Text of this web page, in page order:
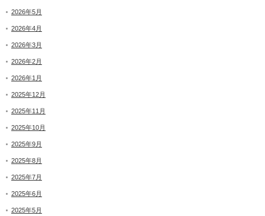
2026年5月
2026年4月
2026年3月
2026年2月
2026年1月
2025年12月
2025年11月
2025年10月
2025年9月
2025年8月
2025年7月
2025年6月
2025年5月